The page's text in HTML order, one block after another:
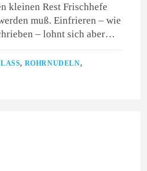
kleinen Rest Frischhefe
muß. Einfrieren – wie
– lohnt sich aber…
, ROHRNUDELN,